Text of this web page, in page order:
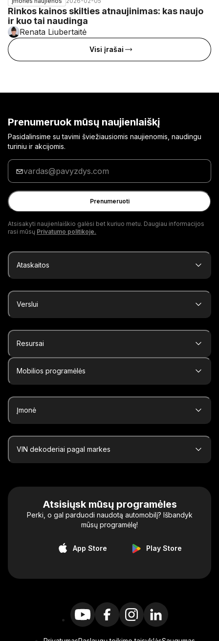
Rinkos kainos skilties atnaujinimas: kas naujo
ir kuo tai naudinga
Renata Liubertaitė
Visi įrašai
Prenumeruok mūsų naujienlaiškį
Pasidalinsime su tavimi šviežiausiomis naujienomis, naudingu
turiniu ir akcijomis.
Įrašyk
savo
el.
pašto
adresą
Prenumeruoti
Atsisakyti naujienlaiškio galėsi bet kuriuo metu. Daugiau informacijos
rasi mūsų Privatumo politikoje.
Ataskaitos
Verslui
Resursai
Mobilios programėlės
Įmonė
VIN dekoderiai pagal markes
Atsisiųsk mūsų programėles
Perki, o gal parduodi naudotą automobilį? Išbandyk
mūsų programėlę!
App Store Play Store